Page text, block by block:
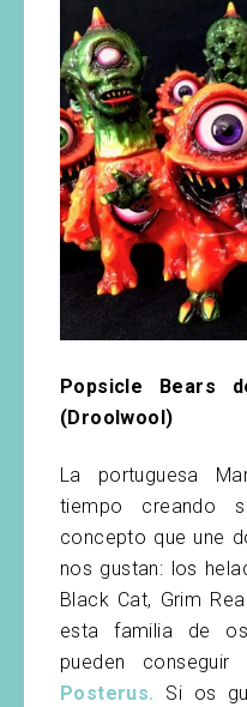
Popsicle Bears
(Droolwool)
La portuguesa
tiempo creando
concepto que une
nos gustan: los
Black Cat, Grim
esta familia de
pueden
Posterus. Si os